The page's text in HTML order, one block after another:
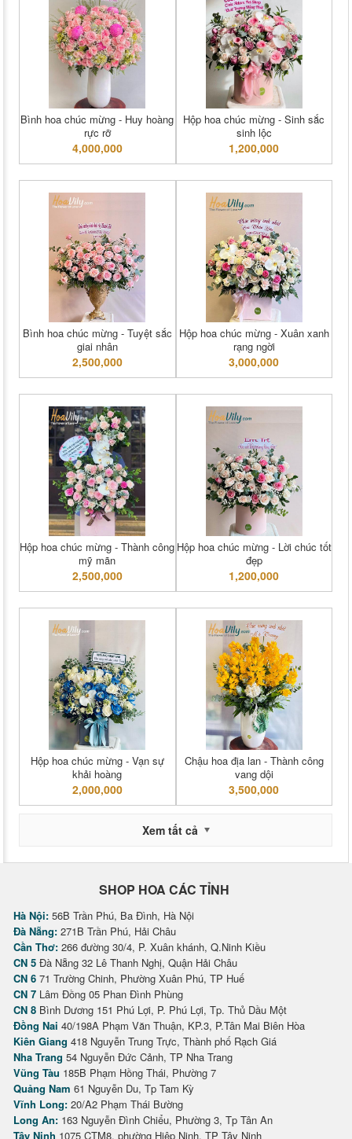
Bình hoa chúc mừng - Huy hoàng
rực rỡ
4,000,000
Hộp hoa chúc mừng - Sinh sắc
sinh lộc
1,200,000
Bình hoa chúc mừng - Tuyệt sắc
giai nhân
2,500,000
Hộp hoa chúc mừng - Xuân xanh
rạng ngời
3,000,000
Hộp hoa chúc mừng - Thành công
mỹ mãn
2,500,000
Hộp hoa chúc mừng - Lời chúc tốt
đẹp
1,200,000
Hộp hoa chúc mừng - Vạn sự
khải hoàng
2,000,000
Chậu hoa địa lan - Thành công
vang dội
3,500,000
Xem tất cả
SHOP HOA CÁC TỈNH
Hà Nội: 56B Trần Phú, Ba Đình, Hà Nội
Đà Nẵng: 271B Trần Phú, Hải Châu
Cần Thơ: 266 đường 30/4, P. Xuân khánh, Q.Ninh Kiều
CN 5 Đà Nẵng 32 Lê Thanh Nghị, Quận Hải Châu
CN 6 71 Trường Chinh, Phường Xuân Phú, TP Huế
CN 7 Lâm Đồng 05 Phan Đình Phùng
CN 8 Bình Dương 151 Phú Lợi, P. Phú Lợi, Tp. Thủ Dầu Một
Đồng Nai 40/198A Phạm Văn Thuận, KP.3, P.Tân Mai Biên Hòa
Kiên Giang 418 Nguyễn Trung Trực, Thành phố Rạch Giá
Nha Trang 54 Nguyễn Đức Cảnh, TP Nha Trang
Vũng Tàu 185B Phạm Hồng Thái, Phường 7
Quảng Nam 61 Nguyễn Du, Tp Tam Kỳ
Vĩnh Long: 20/A2 Phạm Thái Bường
Long An: 163 Nguyễn Đình Chiểu, Phường 3, Tp Tân An
Tây Ninh 1075 CTM8, phường Hiệp Ninh, TP Tây Ninh